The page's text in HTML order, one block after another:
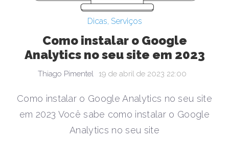
Dicas, Serviços
Como instalar o Google
Analytics no seu site em 2023
Thiago Pimentel 19 de abril de 2023 22:00
Como instalar o Google Analytics no seu site
em 2023 Você sabe como instalar o Google
Analytics no seu site